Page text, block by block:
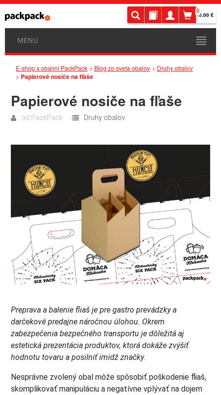
0
0.00 €
MENU
E-shop s obalmi PackPack Blog zo sveta obalov Druhy obalov
Papierové nosiče na fľaše
Papierové nosiče na fľaše
od PackPack Druhy obalov
Preprava a balenie fliaš je pre gastro prevádzky a
darčekové predajne náročnou úlohou. Okrem
zabezpečenia bezpečného transportu je dôležitá aj
estetická prezentácia produktov, ktorá dokáže zvýšiť
hodnotu tovaru a posilniť imidž značky.
Nesprávne zvolený obal môže spôsobiť poškodenie fliaš,
skomplikovať manipuláciu a negatívne vplývať na dojem